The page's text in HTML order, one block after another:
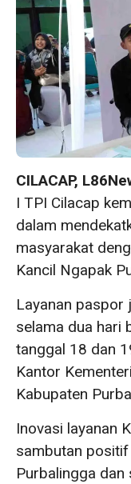
CILACAP,
I TPI Cilacap
dalam
masyarakat
Kancil Ngapak
Layanan paspor
selama dua hari
tanggal 18 dan
Kantor
Kabupaten
Inovasi layanan
sambutan
Purbalingga